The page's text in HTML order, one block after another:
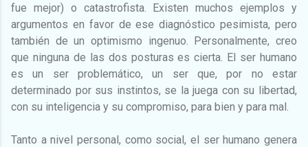
fue mejor) o catastrofista. Existen muchos ejemplos y
argumentos en favor de ese diagnóstico pesimista, pero
también de un optimismo ingenuo. Personalmente, creo
que ninguna de las dos posturas es cierta. El ser humano
es un ser problemático, un ser que, por no estar
determinado por sus instintos, se la juega con su libertad,
con su inteligencia y su compromiso, para bien y para mal.
Tanto a nivel personal, como social, el ser humano genera